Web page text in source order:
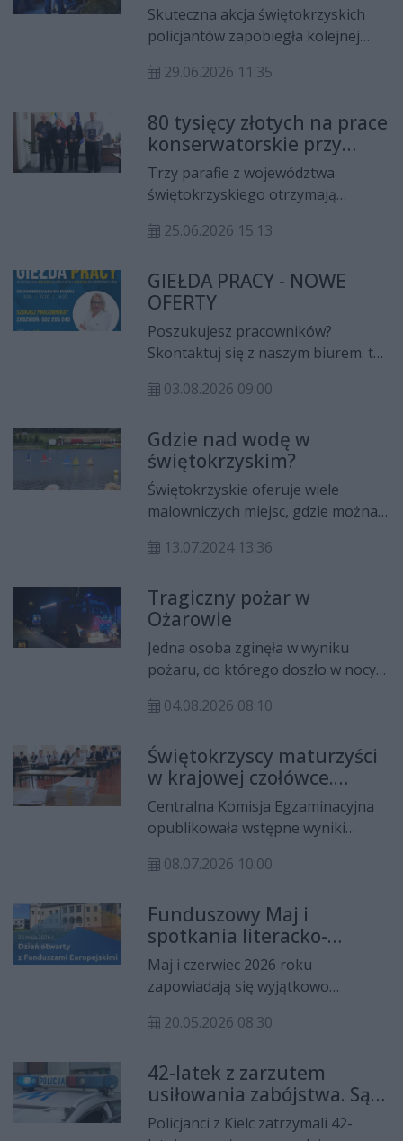
Skuteczna akcja świętokrzyskich
policjantów zapobiegła kolejnej
Funkcjonariusze ustalili miejsce
sympatyków kilku klubów
piłkarskich i zatrzymali uczestników
jeszcze przed dotarciem na miejsce
spotkania.
29.06.2026 11:35
80 tysięcy złotych na prace
konserwatorskie przy
zabytkach w regionie
świętokrzyskim
Trzy parafie z województwa
świętokrzyskiego otrzymają
prac konserwatorskich,
przy obiektach wpisanych do
rejestru zabytków. Łączna wartość
przyznanych dotacji wynosi 80 tys.
zł.
25.06.2026 15:13
GIEŁDA PRACY - NOWE
OFERTY
Poszukujesz pracowników?
Skontaktuj się z naszym biurem. tel.
84A Ostrowiec Św. ul. Kilińskiego 57
(powiat: Kielce, kielecki,
starachowicki, skarżyski, konecki,
buski, włoszczowski, kazimierski,
pińczowski, staszowski,
jędrzejowski)
03.08.2026 09:00
Gdzie nad wodę w
świętokrzyskim?
Świętokrzyskie oferuje wiele
malowniczych miejsc, gdzie można
nich, które warto odwiedzić tego
13.07.2024 13:36
Tragiczny pożar w
Ożarowie
Jedna osoba zginęła w wyniku
pożaru, do którego doszło w nocy z
powiecie opatowskim. Ogień
gospodarczym przylegającym do
budynku mieszkalnego.
Okoliczności tragedii wyjaśnia
policja.
04.08.2026 08:10
Świętokrzyscy maturzyści
w krajowej czołówce.
Ponad 83% zdało egzamin
już w pierwszym terminie
Centralna Komisja Egzaminacyjna
opublikowała wstępne wyniki
2026 roku. W skali kraju egzamin
tegorocznych absolwentów szkół
ponadpodstawowych. Jeszcze lepiej
poradzili sobie maturzyści z
województwa świętokrzyskiego,
gdzie świadectwo dojrzałości już w
pierwszym terminie uzyskało 83,5%
ścisłej krajowej czołówce.
08.07.2026 10:00
Funduszowy Maj i
spotkania literacko-
artystyczne w Muzeum
Narodowym w Kielcach
Maj i czerwiec 2026 roku
zapowiadają się wyjątkowo
historii, sztuki i literatury. Muzeum
bogaty program wydarzeń, które
połączą zwiedzanie zabytkowych
przestrzeni, refleksję nad
20.05.2026 08:30
42-latek z zarzutem
usiłowania zabójstwa. Sąd
zastosował tymczasowy
Policjanci z Kielc zatrzymali 42-